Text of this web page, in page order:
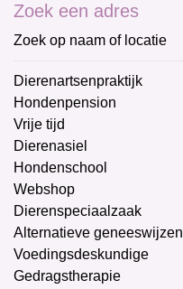
Zoek een adres
Zoek op naam of locatie
Dierenartsenpraktijk
Hondenpension
Vrije tijd
Dierenasiel
Hondenschool
Webshop
Dierenspeciaalzaak
Alternatieve geneeswijzen
Voedingsdeskundige
Gedragstherapie